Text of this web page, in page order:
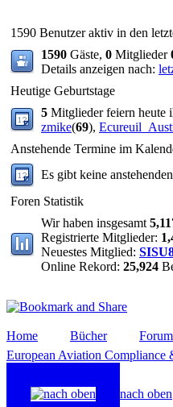
1590 Benutzer aktiv in den
1590 Gäste, 0 Mitglieder
Details anzeigen nach:
Heutige Geburtstage
5 Mitglieder feiern heute
zmike(69),
Anstehende Termine im
Es gibt keine
Foren Statistik
Wir haben insgesamt
Registrierte Mitglieder:
Neuestes Mitglied:
Online Rekord: 25,924
Home Bücher Forum
European Aviation
nach oben